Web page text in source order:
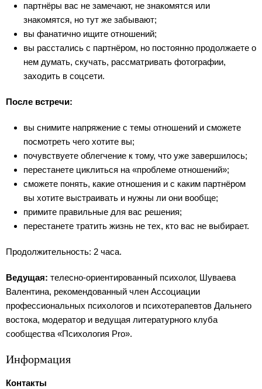
партнёры вас не замечают, не знакомятся или
знакомятся, но тут же забывают;
вы фанатично ищите отношений;
вы расстались с партнёром, но постоянно продолжаете о
нем думать, скучать, рассматривать фотографии,
заходить в соцсети.
После встречи:
вы снимите напряжение с темы отношений и сможете
посмотреть чего хотите вы;
почувствуете облегчение к тому, что уже завершилось;
перестанете циклиться на «проблеме отношений»;
сможете понять, какие отношения и с каким партнёром
вы хотите выстраивать и нужны ли они вообще;
примите правильные для вас решения;
перестанете тратить жизнь не тех, кто вас не выбирает.
Продолжительность: 2 часа.
Ведущая: телесно-ориентированный психолог, Шуваева
Валентина, рекомендованный член Ассоциации
профессиональных психологов и психотерапевтов Дальнего
востока, модератор и ведущая литературного клуба
сообщества «Психология Pro».
Информация
Контакты